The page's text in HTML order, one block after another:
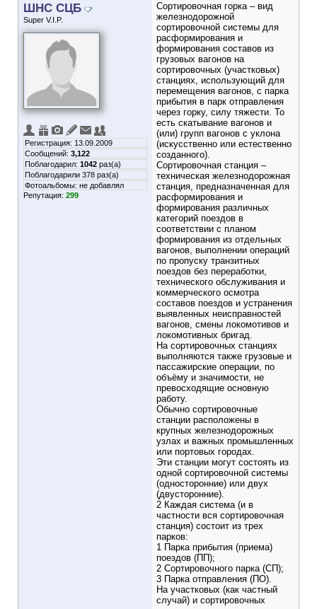
ШНС СЦБ
Super V.I.P.
Регистрация: 13.09.2009
Сообщений: 3,122
Поблагодарил: 1042 раз(а)
Поблагодарили 378 раз(а)
Фотоальбомы: не добавлял
Репутация: 299
Сортировочная горка – вид
железнодорожной
сортировочной системы для
расформирования и
формирования составов из
грузовых вагонов на
сортировочных (участковых)
станциях, использующий для
перемещения вагонов, с парка
прибытия в парк отправления
через горку, силу тяжести. То
есть скатывание вагонов и
(или) групп вагонов с уклона
(искусственно или естественно
созданного).
Сортировочная станция –
техническая железнодорожная
станция, предназначенная для
расформирования и
формирования различных
категорий поездов в
соответствии с планом
формирования из отдельных
вагонов, выполнении операций
по пропуску транзитных
поездов без переработки,
технического обслуживания и
коммерческого осмотра
составов поездов и устранения
выявленных неисправностей
вагонов, смены локомотивов и
локомотивных бригад.
На сортировочных станциях
выполняются также грузовые и
пассажирские операции, по
объёму и значимости, не
превосходящие основную
работу.
Обычно сортировочные
станции расположены в
крупных железнодорожных
узлах и важных промышленных
или портовых городах.
Эти станции могут состоять из
одной сортировочной системы
(односторонние) или двух
(двусторонние).
2 Каждая система (и в
частности вся сортировочная
станция) состоит из трех
парков:
1 Парка прибытия (приема)
поездов (ПП);
2 Сортировочного парка (СП);
3 Парка отправления (ПО).
На участковых (как частный
случай) и сортировочных